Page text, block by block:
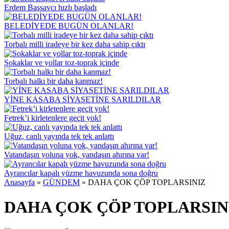
Erdem Başsavcı hızlı başladı
BELEDİYEDE BUGÜN OLANLAR!
Torbalı milli iradeye bir kez daha sahip çıktı
Sokaklar ve yollar toz-toprak içinde
Torbalı halkı bir daha kanmaz!
YİNE KASABA SİYASETİNE SARILDILAR
Fetrek’i kirletenlere geçit yok!
Uğuz, canlı yayında tek tek anlattı
Vatandaşın yoluna yok, yandaşın ahırına var!
Ayrancılar kapalı yüzme havuzunda sona doğru
Anasayfa » GÜNDEM » DAHA ÇOK ÇÖP TOPLARSINIZ
DAHA ÇOK ÇÖP